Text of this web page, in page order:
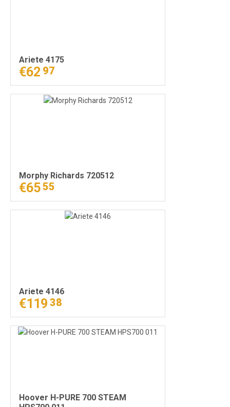
Ariete 4175
€62 97
Morphy Richards 720512
€6555
Ariete 4146
€119 38
Hoover H-PURE 700 STEAM